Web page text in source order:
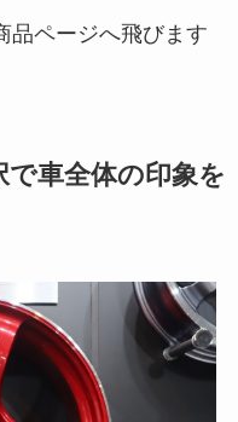
品ページへ飛びます
車全体の印象を